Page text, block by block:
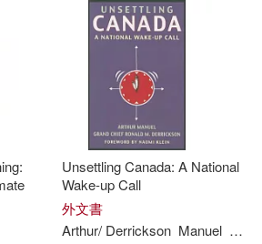
Unsettling Canada: A National
Wake-up Call
外文書
Arthur/ Derrickson Manuel